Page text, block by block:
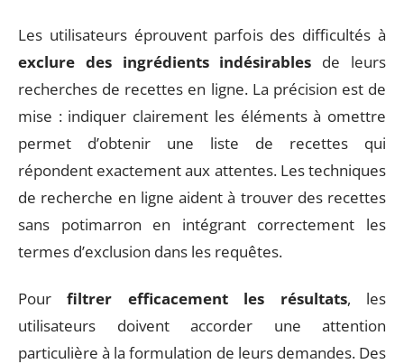
Les utilisateurs éprouvent parfois des difficultés à
exclure des ingrédients indésirables de leurs
recherches de recettes en ligne. La précision est de
mise : indiquer clairement les éléments à omettre
permet d’obtenir une liste de recettes qui
répondent exactement aux attentes. Les techniques
de recherche en ligne aident à trouver des recettes
sans potimarron en intégrant correctement les
termes d’exclusion dans les requêtes.
Pourfiltrer efficacement les résultats, les
utilisateurs doivent accorder une attention
particulière à la formulation de leurs demandes. Des